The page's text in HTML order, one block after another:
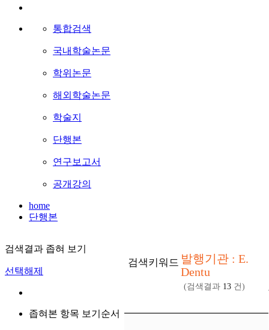
통합검색
국내학술논문
학위논문
해외학술논문
학술지
단행본
연구보고서
공개강의
home
단행본
검색결과 좁혀 보기
선택해제
좁혀본 항목 보기순서
검색키워드 발행기관 : E.
Dentu
(검색결과 13 건)